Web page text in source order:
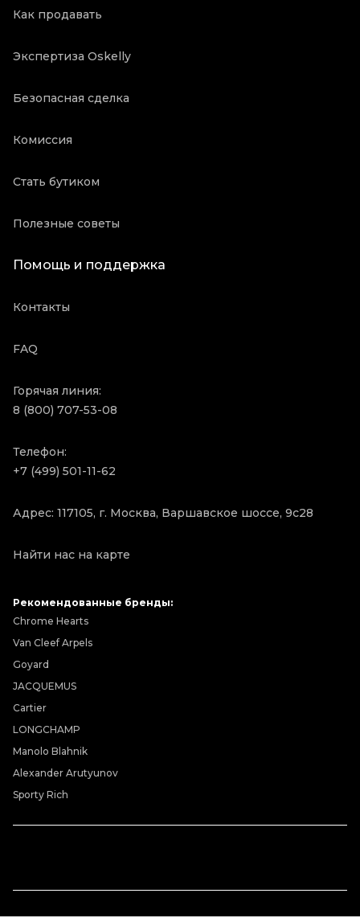
Как продавать
Экспертиза Oskelly
Безопасная сделка
Комиссия
Стать бутиком
Полезные советы
Помощь и поддержка
Контакты
FAQ
Горячая линия:
8 (800) 707-53-08
Телефон:
+7 (499) 501-11-62
Адрес: 117105, г. Москва, Варшавское шоссе, 9с28
Найти нас на карте
Рекомендованные бренды:
Chrome Hearts
Van Cleef Arpels
Goyard
JACQUEMUS
Cartier
LONGCHAMP
Manolo Blahnik
Alexander Arutyunov
Sporty Rich